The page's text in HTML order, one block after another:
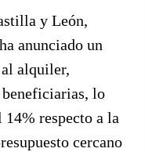
y León,
anunciado un
alquiler,
lo
14% respecto a la
cercano